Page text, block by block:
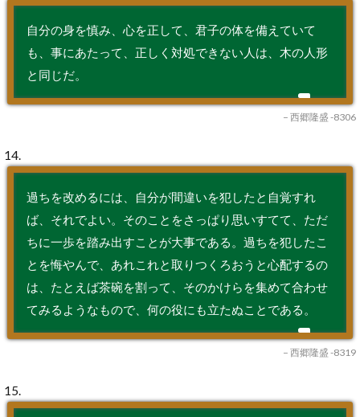
自分の身を慎み、心を正して、君子の体を備えていて
も、事にあたって、正しく対処できない人は、木の人形
と同じだ。
– 西郷隆盛 -8306
14.
過ちを改めるには、自分が間違いを犯したと自覚すれ
ば、それでよい。そのことをさっぱり思いすてて、ただ
ちに一歩を踏み出すことが大事である。過ちを犯したこ
とを悔やんで、あれこれと取りつくろおうと心配するの
は、たとえば茶碗を割って、そのかけらを集めて合わせ
てみるようなもので、何の役にも立たぬことである。
– 西郷隆盛 -8319
15.